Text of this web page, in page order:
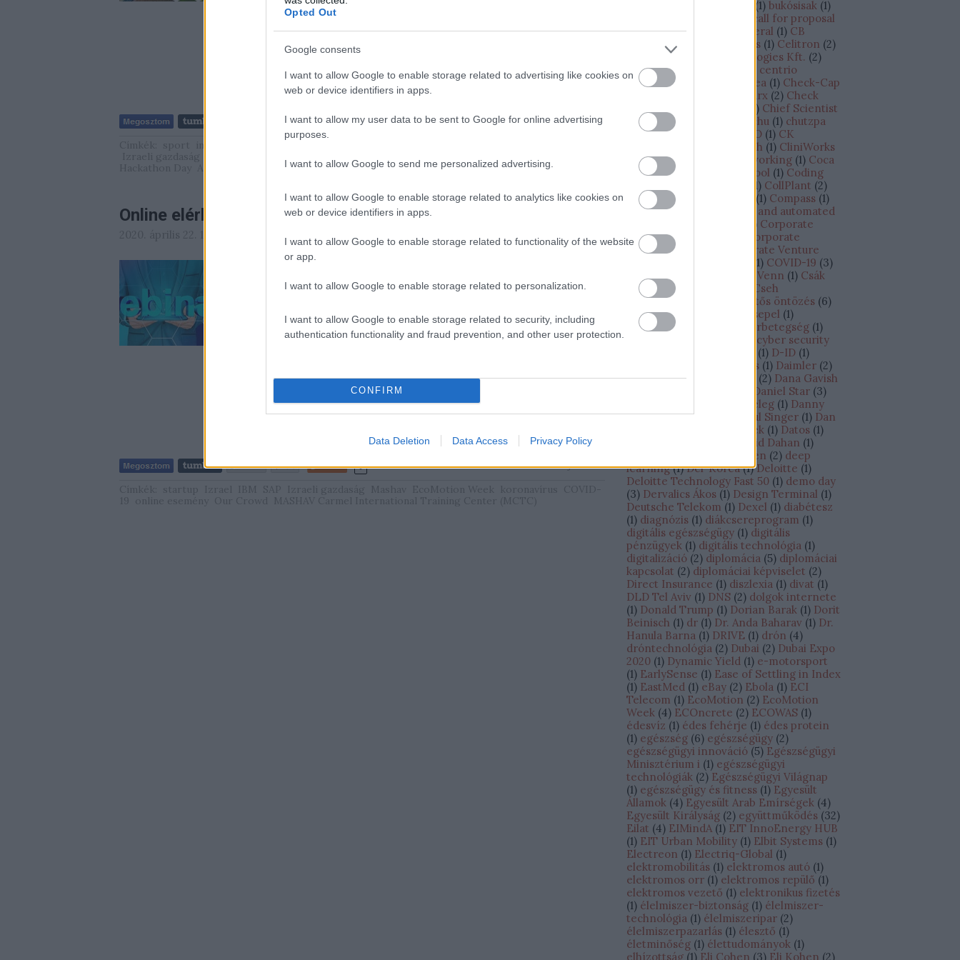
Opted Out
Google consents
I want to allow Google to enable storage related to advertising like cookies on
web or device identifiers in apps.
I want to allow my user data to be sent to Google for online advertising
purposes.
I want to allow Google to send me personalized advertising.
I want to allow Google to enable storage related to analytics like cookies on
web or device identifiers in apps.
I want to allow Google to enable storage related to functionality of the website
or app.
I want to allow Google to enable storage related to personalization.
I want to allow Google to enable storage related to security, including
authentication functionality and fraud prevention, and other user protection.
CONFIRM
Data Deletion Data Access Privacy Policy
Tetszik 0
Szólj hozzá!
Online elérhető üzleti rendezvények Izraelből
Israeli Embassy
a koronavírus miatt. A lelkesedés és a dinamizmus azonban változatlan,
ezért egyre több webináriumot, zoom meetinget, élő Facebook
kapcsolódhatunk. Az alábbiakban…
TOVÁBB
Tetszik 0
Szólj hozzá!
(1) bukósisak (1)
call for proposal
(1) CAPEX (1) Cape Canaveral (1) CB
Insights 1 cégértékesítés (1) Celitron (2)
Celitron Medical Technologies Kft. (2)
CellCure (
centrio
microprocessor
Cesarea (1) Check-Cap
Checkmarx (2) Check
) Chief Scientist
) chip ) chu (1) chutzpa
) címkézés CINADCO (1) CK
Climate Tech (1) CliniWorks
Cnoga Medical co-working (1) Coca
Cola (1) Cockpit Codecool (1) Coding
1) CollPlant (2)
Colosseum Sport
(1) Compass (1)
Compugen
connected and automated
) Corporate
Innovation Antenna
Corporate
Innovation Lab
Corporate Venture
1) COVID-19 (3)
crowdfunding
CRO of Venn (1) Csák
János
csapatépítés
Cseh
Köztársaság
csepegtetős öntözés (6)
csepegtető öntözés
Csepel (1)
csúcstechnológia
cukorbetegség (1)
cyber security
(1) D-ID (1)
daganatos megbetegedés (1) Daimler (2)
DAMO Academy
(2) Dana Gavish
Daniel Star (3)
Danit Peleg (1) Danny
Biran (3) Dan Senor – Saul Singer (1) Dan
Darts Matek (1) Datos (1)
David Dahan (1)
Debrecen (2) deep
learning (1) Dél-Korea (1) Deloitte (1)
Deloitte Technology Fast 50 (1) demo day
(3) Dervalics Ákos (1) Design Terminal (1)
Deutsche Telekom (1) Dexel (1) diabétesz
(1) diagnózis (1) diákcsereprogram (1)
digitális egészségügy (1) digitális
pénzügyek (1) digitális technológia (1)
digitalizáció (2) diplomácia (5) diplomáciai
kapcsolat (2) diplomáciai képviselet (2)
Direct Insurance (1) diszlexia (1) divat (1)
DLD Tel Aviv (1) DNS (2) dolgok internete
(1) Donald Trump (1) Dorian Barak (1) Dorit
Beinisch (1) dr (1) Dr. Anda Baharav (1) Dr.
Hanula Barna (1) DRIVE (1) drón (4)
dróntechnológia (2) Dubai (2) Dubai Expo
2020 (1) Dynamic Yield (1) e-motorsport
(1) EarlySense (1) Ease of Settling in Index
(1) EastMed (1) eBay (2) Ebola (1) ECI
Telecom (1) EcoMotion (2) EcoMotion
Week (4) ECOncrete (2) ECOWAS (1)
édesvíz (1) édes fehérje (1) édes protein
(1) egészség (6) egészségügy (2)
egészségügyi innováció (5) Egészségügyi
Minisztérium i (1) egészségügyi
technológiák (2) Egészségügyi Világnap
(1) egészségügy és fitness (1) Egyesült
Államok (4) Egyesült Arab Emírségek (4)
Egyesült Királyság (2) együttműködés (32)
Eilat (4) EIMindA (1) EIT InnoEnergy HUB
(1) EIT Urban Mobility (1) Elbit Systems (1)
Electreon (1) Electriq-Global (1)
elektromobilitás (1) elektromos autó (1)
elektromos orr (1) elektromos repülő (1)
elektromos vezető (1) elektronikus fizetés
(1) élelmiszer-biztonság (1) élelmiszer-
technológia (1) élelmiszeripar (2)
élelmiszerpazarlás (1) élesztő (1)
életminőség (1) élettudományok (1)
elhízottság (1) Eli Cohen (3) Eli Kohen (2)